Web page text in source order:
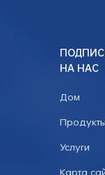
НА НАС
Дом
Продукты
Услуги